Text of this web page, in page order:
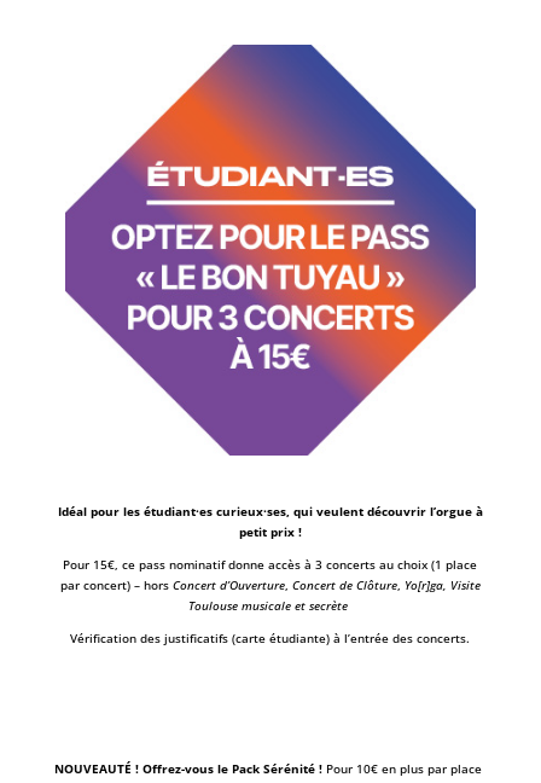
Idéal pour les étudiant·es curieux·ses, qui veulent découvrir l’orgue à
petit prix !
Pour 15€, ce pass nominatif donne accès à 3 concerts au choix (1 place
par concert) – hors Concert d’Ouverture, Concert de Clôture, Yo[r]ga, Visite
Toulouse musicale et secrète
Vérification des justificatifs (carte étudiante) à l’entrée des concerts.
NOUVEAUTÉ ! Offrez-vous le Pack Sérénité ! Pour 10€ en plus par place